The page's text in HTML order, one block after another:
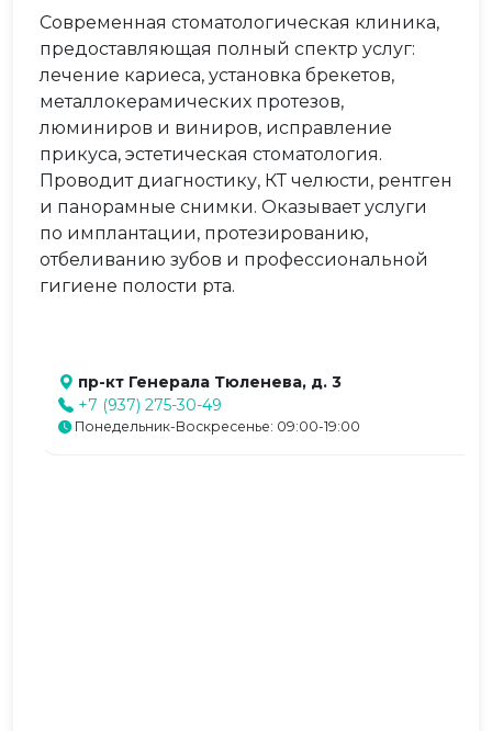
Современная стоматологическая клиника,
предоставляющая полный спектр услуг:
лечение кариеса, установка брекетов,
металлокерамических протезов,
люминиров и виниров, исправление
прикуса, эстетическая стоматология.
Проводит диагностику, КТ челюсти, рентген
и панорамные снимки. Оказывает услуги
по имплантации, протезированию,
отбеливанию зубов и профессиональной
гигиене полости рта.
пр-кт Генерала Тюленева, д. 3
+7 (937) 275-30-49
Понедельник-Воскресенье: 09:00-19:00